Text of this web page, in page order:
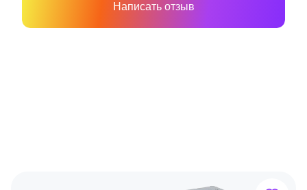
Написать отзыв